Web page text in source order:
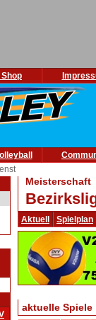
Meisterschaft
Aktuell Spielplan
aktuelle Spiele